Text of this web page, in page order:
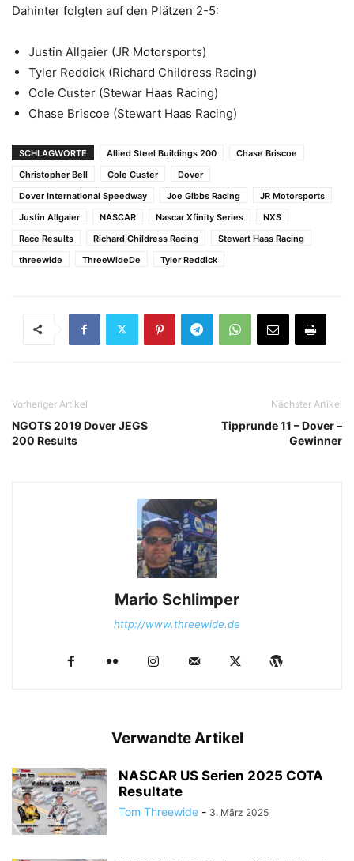
Dahinter folgten auf den Plätzen 2-5:
Justin Allgaier (JR Motorsports)
Tyler Reddick (Richard Childress Racing)
Cole Custer (Stewar Haas Racing)
Chase Briscoe (Stewart Haas Racing)
SCHLAGWORTE Allied Steel Buildings 200
Chase Briscoe
Christopher Bell
Cole Custer
Dover
Dover International Speedway
Joe Gibbs Racing
JR Motorsports
Justin Allgaier
NASCAR Nascar Xfinity Series
NXS
Race Results
Richard Childress Racing
Stewart Haas Racing
threewide
ThreeWideDe Tyler Reddick
Vorheriger Artikel
NGOTS 2019 Dover JEGS
200 Results
Nächster Artikel
Tipprunde 11 – Dover –
Gewinner
Mario Schlimper
http://www.threewide.de
Verwandte Artikel
NASCAR US Serien 2025 COTA
Resultate
Tom Threewide - 3. März 2025